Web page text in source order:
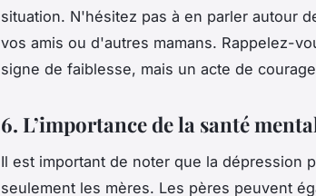
situation. N'hésitez pas à en parler autour
vos amis ou d'autres mamans. Rappelez-
signe de faiblesse, mais un acte de
6. L’importance de la santé
Il est important de noter que la dépression
seulement les mères. Les pères peuvent